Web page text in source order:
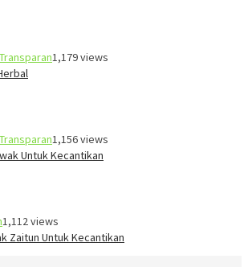
1,179 views
1,156 views
Untuk Kecantikan
1,112 views
Zaitun Untuk Kecantikan